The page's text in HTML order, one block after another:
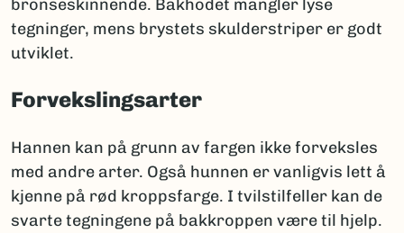
bronseskinnende. Bakhodet mangler lyse
tegninger, mens brystets skulderstriper er godt
utviklet.
Forvekslingsarter
Hannen kan på grunn av fargen ikke forveksles
med andre arter. Også hunnen er vanligvis lett å
kjenne på rød kroppsfarge. I tvilstilfeller kan de
svarte tegningene på bakkroppen være til hjelp.